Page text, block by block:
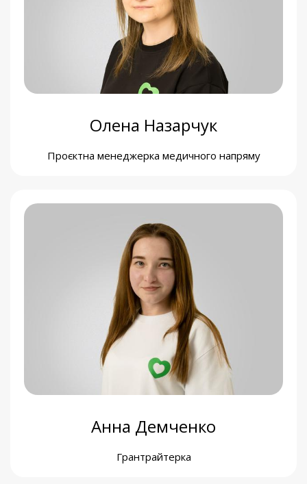
Олена Назарчук
Проєктна менеджерка медичного напряму
Анна Демченко
Грантрайтерка
Анна Демченко
Грантрайтерка
Валерія Кудря
Координаторка безпечного освітнього простору
Благомай HUB